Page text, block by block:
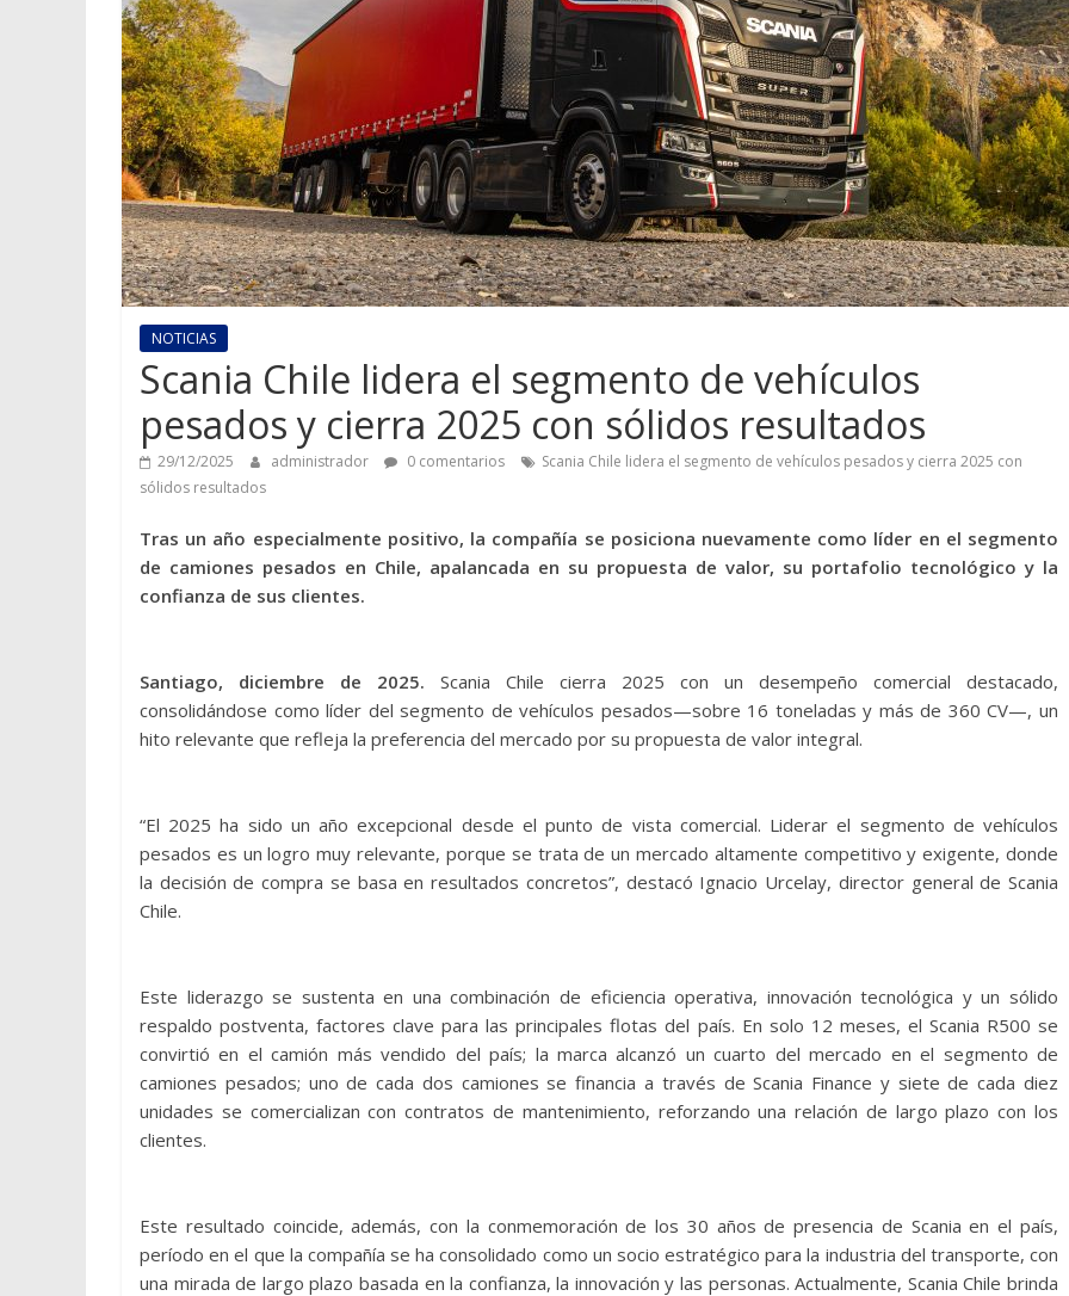
NOTICIAS
Scania Chile lidera el segmento de vehículos
pesados y cierra 2025 con sólidos resultados
29/12/2025 administrador 0 comentarios
Scania Chile lidera el segmento de vehículos pesados y cierra 2025 con
sólidos resultados
Tras un año especialmente positivo, la compañía se posiciona nuevamente como líder en el segmento
de camiones pesados en Chile, apalancada en su propuesta de valor, su portafolio tecnológico y la
confianza de sus clientes.
Santiago, diciembre de 2025. Scania Chile cierra 2025 con un desempeño comercial destacado,
consolidándose como líder del segmento de vehículos pesados—sobre 16 toneladas y más de 360 CV—, un
hito relevante que refleja la preferencia del mercado por su propuesta de valor integral.
“El 2025 ha sido un año excepcional desde el punto de vista comercial. Liderar el segmento de vehículos
pesados es un logro muy relevante, porque se trata de un mercado altamente competitivo y exigente, donde
la decisión de compra se basa en resultados concretos”, destacó Ignacio Urcelay, director general de Scania
Chile.
Este liderazgo se sustenta en una combinación de eficiencia operativa, innovación tecnológica y un sólido
respaldo postventa, factores clave para las principales flotas del país. En solo 12 meses, el Scania R500 se
convirtió en el camión más vendido del país; la marca alcanzó un cuarto del mercado en el segmento de
camiones pesados; uno de cada dos camiones se financia a través de Scania Finance y siete de cada diez
unidades se comercializan con contratos de mantenimiento, reforzando una relación de largo plazo con los
clientes.
Este resultado coincide, además, con la conmemoración de los 30 años de presencia de Scania en el país,
período en el que la compañía se ha consolidado como un socio estratégico para la industria del transporte, con
una mirada de largo plazo basada en la confianza, la innovación y las personas. Actualmente, Scania Chile brinda